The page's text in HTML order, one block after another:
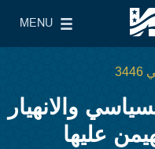
MENU
Main Menu
والانهيار
عليها